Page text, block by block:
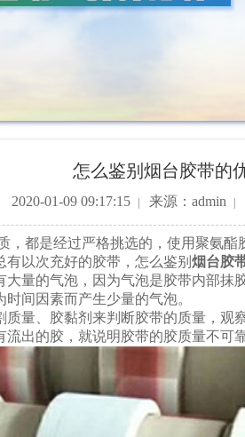
怎么鉴别烟台胶带的
2020-01-09 09:17:15 来源：admin
是经过严格挑选的，使用聚氨酯
以次充好的胶带，怎么鉴别 烟台胶
的气泡，因为气泡是胶带内部抹
间因素而产生少量的气泡。
、胶黏剂来判断胶带的质量，观
出的胶，就说明胶带的胶质量不可靠